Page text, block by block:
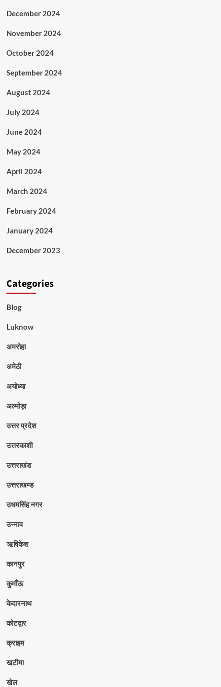
December 2024
November 2024
October 2024
September 2024
August 2024
July 2024
June 2024
May 2024
April 2024
March 2024
February 2024
January 2024
December 2023
Categories
Blog
Luknow
अमरोहा
अमेठी
अयोध्या
अल्मोड़ा
उत्तर प्रदेश
उत्तरकाशी
उत्तराखंड
उत्तराखण्ड
उधमसिंह नगर
उन्नाव
ऋषिकेश
कानपुर
कुमाँऊ
केदारनाथ
कोटद्वार
क्राइम
खटीमा
खेल